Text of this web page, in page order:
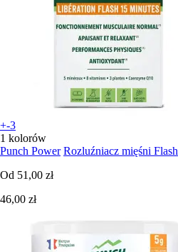
+-3
1 kolorów
Punch Power Rozluźniacz mięśni Flash
Od 51,00 zł
46,00 zł